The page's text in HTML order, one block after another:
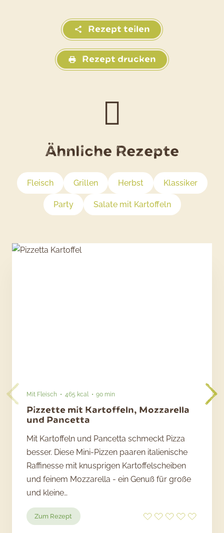
Rezept teilen
Rezept drucken
Ähnliche Rezepte
Fleisch Grillen Herbst Klassiker
Party Salate mit Kartoffeln
Mit Fleisch 465 kcal 90 min
Pizzette mit Kartoffeln, Mozzarella
und Pancetta
Mit Kartoffeln und Pancetta schmeckt Pizza
besser. Diese Mini-Pizzen paaren italienische
Raffinesse mit knusprigen Kartoffelscheiben
und feinem Mozzarella - ein Genuß für große
und kleine…
Zum Rezept
Pizzette